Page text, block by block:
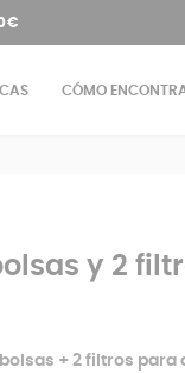
CÓMO
y 2
+ 2 filtros para